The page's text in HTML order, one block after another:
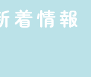
着情報